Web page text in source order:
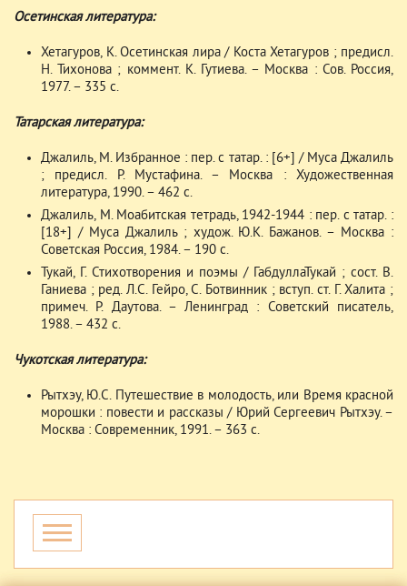
Осетинская литература:
Хетагуров, К. Осетинская лира / Коста Хетагуров ; предисл.
Н. Тихонова ; коммент. К. Гутиева. – Москва : Сов. Россия,
1977. – 335 с.
Татарская литература:
Джалиль, М. Избранное : пер. с татар. : [6+] / Муса Джалиль
; предисл. Р. Мустафина. – Москва : Художественная
литература, 1990. – 462 с.
Джалиль, М. Моабитская тетрадь, 1942-1944 : пер. с татар. :
[18+] / Муса Джалиль ; худож. Ю.К. Бажанов. – Москва :
Советская Россия, 1984. – 190 с.
Тукай, Г. Стихотворения и поэмы / ГабдуллаТукай ; сост. В.
Ганиева ; ред. Л.С. Гейро, С. Ботвинник ; вступ. ст. Г. Халита ;
примеч. Р. Даутова. – Ленинград : Советский писатель,
1988. – 432 с.
Чукотская литература:
Рытхэу, Ю.С. Путешествие в молодость, или Время красной
морошки : повести и рассказы / Юрий Сергеевич Рытхэу. –
Москва : Современник, 1991. – 363 с.